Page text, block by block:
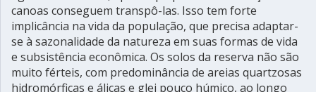
canoas conseguem transpô-las. Isso tem forte
implicância na vida da população, que precisa adaptar-
se à sazonalidade da natureza em suas formas de vida
e subsistência econômica. Os solos da reserva não são
muito férteis, com predominância de areias quartzosas
hidromórficas e álicas e glei pouco húmico, ao longo